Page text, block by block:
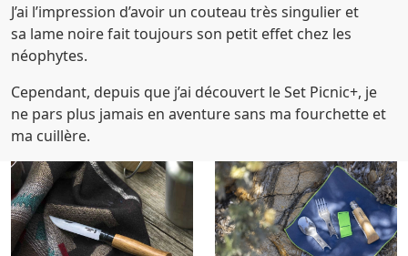
J’ai l’impression d’avoir un couteau très singulier et
sa lame noire fait toujours son petit effet chez les
néophytes.
Cependant, depuis que j’ai découvert le Set Picnic+, je
ne pars plus jamais en aventure sans ma fourchette et
ma cuillère.